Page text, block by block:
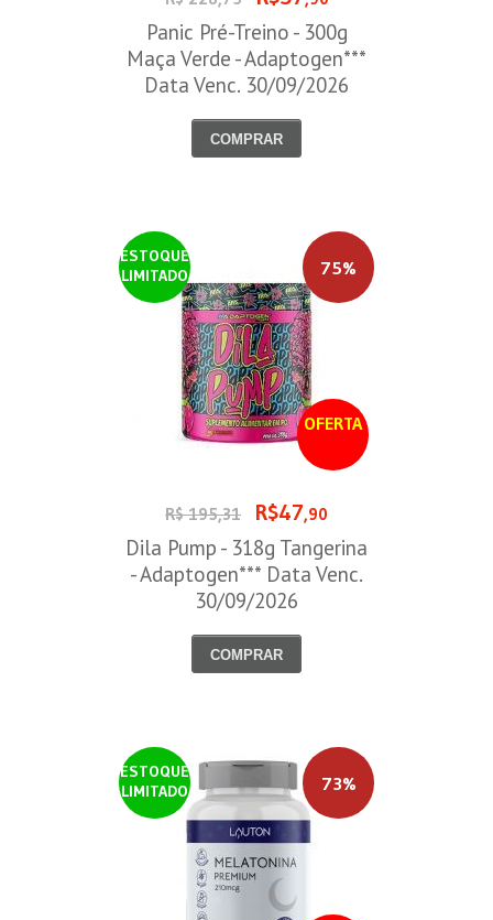
Panic Pré-Treino - 300g
Maça Verde - Adaptogen***
Data Venc. 30/09/2026
COMPRAR
ESTOQUE
LIMITADO
OFERTA
75%
R$ 195,31 R$47,90
Dila Pump - 318g Tangerina
- Adaptogen*** Data Venc.
30/09/2026
COMPRAR
ESTOQUE
LIMITADO
73%